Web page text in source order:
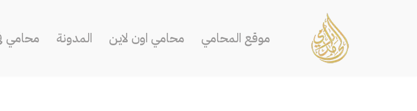
موقع المحامي محامي اون لاين المدونة محامي